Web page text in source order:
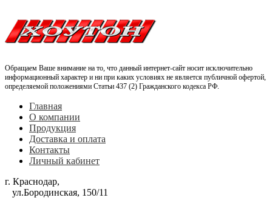
Обращаем Ваше внимание на то, что данный интернет-сайт носит исключительно
информационный характер и ни при каких условиях не является публичной офертой,
определяемой положениями Статьи 437 (2) Гражданского кодекса РФ.
Главная
О компании
Продукция
Доставка и оплата
Контакты
Личный кабинет
г. Краснодар,
ул.Бородинская, 150/11